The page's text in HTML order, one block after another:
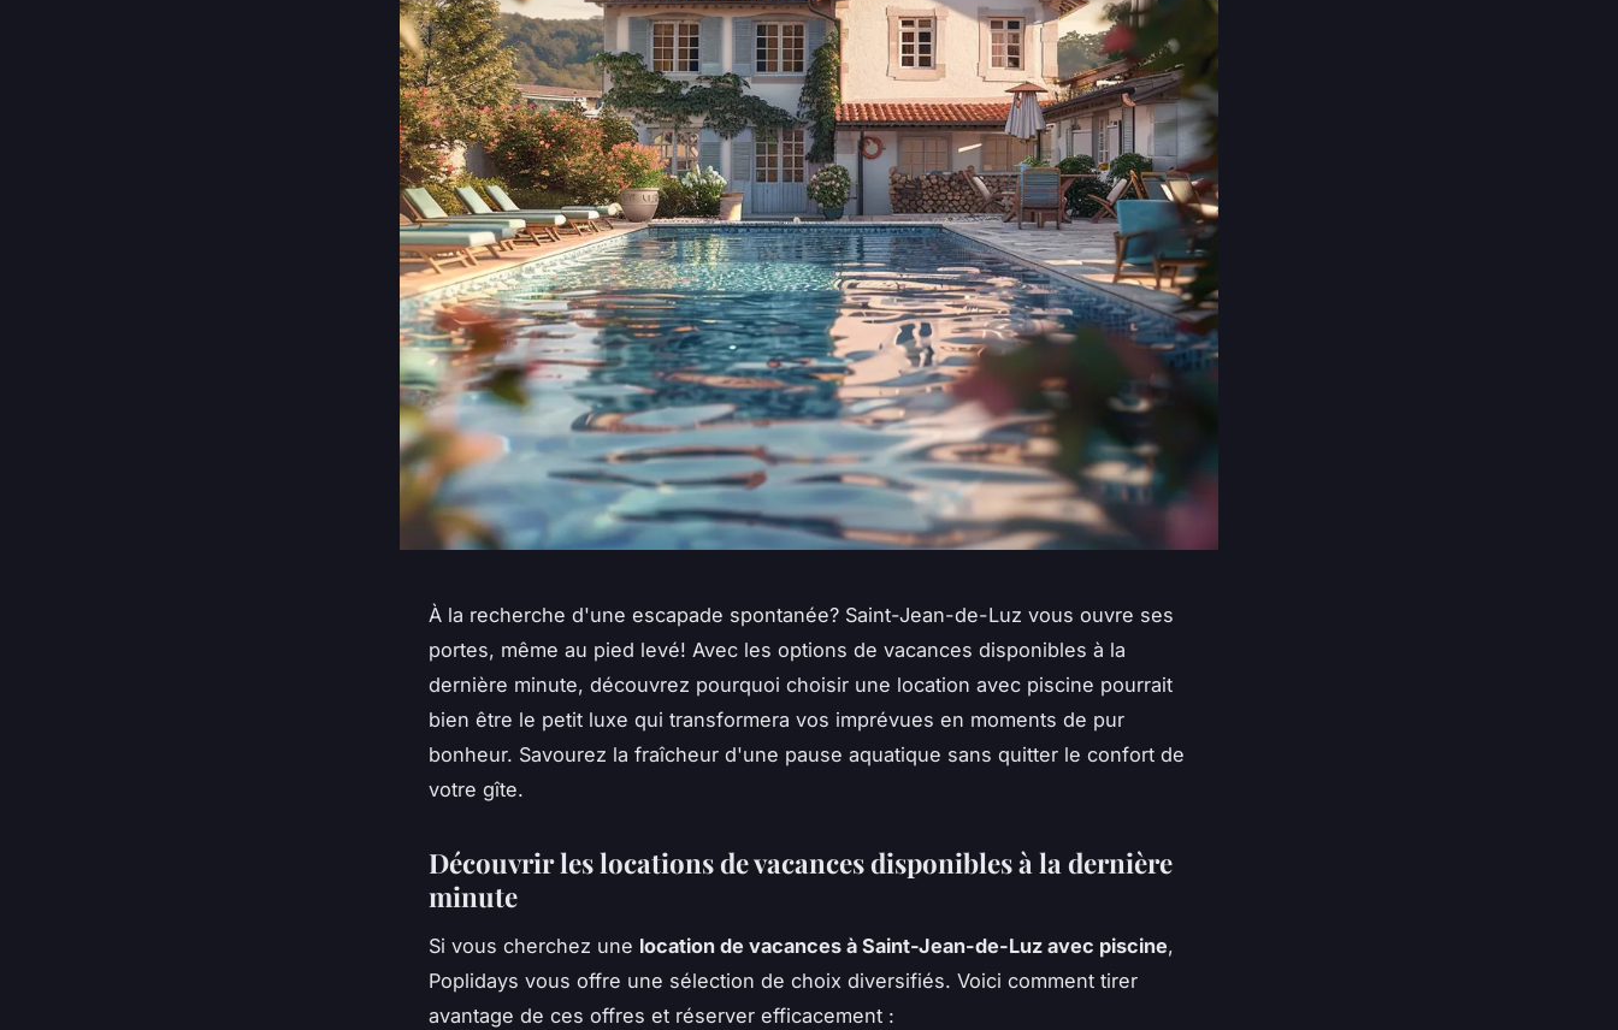
À la recherche d'une escapade spontanée? Saint-Jean-de-Luz vous ouvre ses
portes, même au pied levé! Avec les options de vacances disponibles à la
dernière minute, découvrez pourquoi choisir une location avec piscine pourrait
bien être le petit luxe qui transformera vos imprévues en moments de pur
bonheur. Savourez la fraîcheur d'une pause aquatique sans quitter le confort de
votre gîte.
Découvrir les locations de vacances disponibles à la dernière
minute
Si vous cherchez une location de vacances à Saint-Jean-de-Luz avec piscine,
Poplidays vous offre une sélection de choix diversifiés. Voici comment tirer
avantage de ces offres et réserver efficacement :